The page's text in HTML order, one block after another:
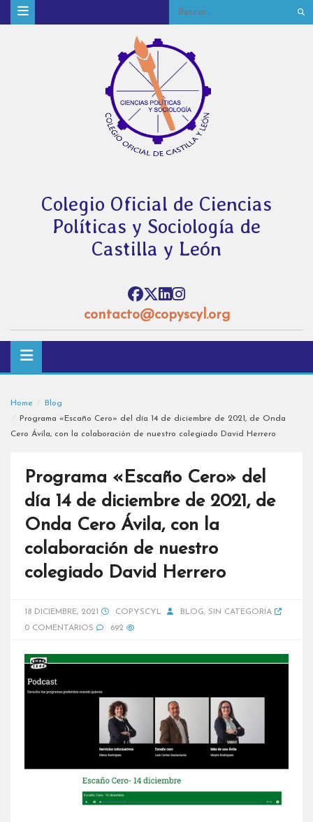
Colegio Oficial de Ciencias
Políticas y Sociología de
Castilla y León
contacto@copyscyl.org
Home
Blog
Programa «Escaño Cero» del día 14 de diciembre de 2021, de Onda
Cero Ávila, con la colaboración de nuestro colegiado David Herrero
Programa «Escaño Cero» del
día 14 de diciembre de 2021, de
Onda Cero Ávila, con la
colaboración de nuestro
colegiado David Herrero
18 DICIEMBRE, 2021 COPYSCYL BLOG, SIN CATEGORÍA
0 COMENTARIOS
692